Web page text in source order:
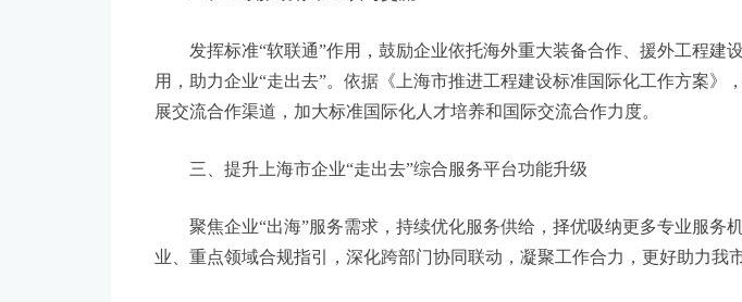
单制度以及境外职业资格和职称评价衔接机制，加快建设高水平人才高地。
二、继续推动标准互认与交流
发挥标准“软联通”作用，鼓励企业依托海外重大装备合作、援外工程建
展交流合作渠道，加大标准国际化人才培养和国际交流合作力度。